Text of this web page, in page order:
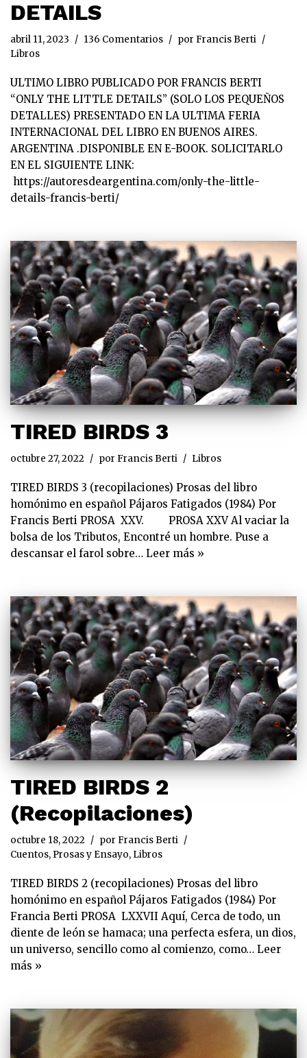
DETAILS
abril 11, 2023 136 Comentarios por Francis Berti
Libros
ULTIMO LIBRO PUBLICADO POR FRANCIS BERTI
“ONLY THE LITTLE DETAILS” (SOLO LOS PEQUEÑOS
DETALLES) PRESENTADO EN LA ULTIMA FERIA
INTERNACIONAL DEL LIBRO EN BUENOS AIRES.
ARGENTINA .DISPONIBLE EN E-BOOK. SOLICITARLO
EN EL SIGUIENTE LINK:
https://autoresdeargentina.com/only-the-little-
details-francis-berti/
TIRED BIRDS 3
octubre 27, 2022 por Francis Berti Libros
TIRED BIRDS 3 (recopilaciones) Prosas del libro
homónimo en español Pájaros Fatigados (1984) Por
Francis Berti PROSA XXV. PROSA XXV Al vaciar la
bolsa de los Tributos, Encontré un hombre. Puse a
descansar el farol sobre… Leer más »
TIRED BIRDS 2
(Recopilaciones)
octubre 18, 2022 por Francis Berti
Cuentos, Prosas y Ensayo, Libros
TIRED BIRDS 2 (recopilaciones) Prosas del libro
homónimo en español Pájaros Fatigados (1984) Por
Francia Berti PROSA LXXVII Aquí, Cerca de todo, un
diente de león se hamaca; una perfecta esfera, un dios,
un universo, sencillo como al comienzo, como… Leer
más »